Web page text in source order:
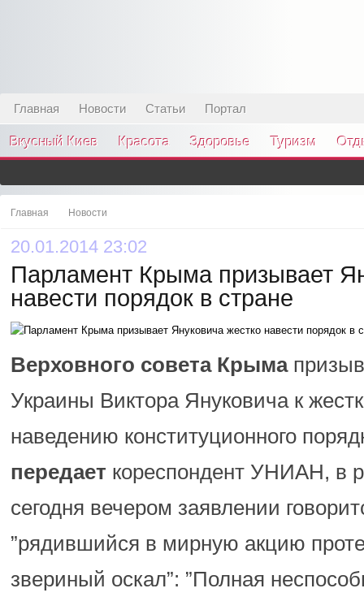
Главная Новости Статьи Портал
Вкусный Киев Красота Здоровье Туризм
Главная Новости
20.01.2014 23:02
Парламент Крыма призывает
навести порядок в стране
Верховного совета Крыма
Украины Виктора Януковича к
наведению конституционного
передает кореспондент УНИАН, в
сегодня вечером заявлении
”рядившийся в мирную акцию
звериный оскал”: ”Полная